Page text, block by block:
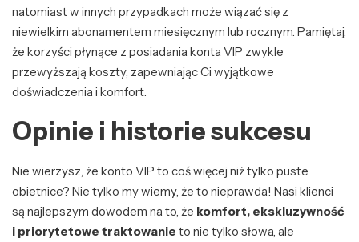
natomiast w innych przypadkach może wiązać się z
niewielkim abonamentem miesięcznym lub rocznym. Pamiętaj,
że korzyści płynące z posiadania konta VIP zwykle
przewyższają koszty, zapewniając Ci wyjątkowe
doświadczenia i komfort.
Opinie i historie sukcesu
Nie wierzysz, że konto VIP to coś więcej niż tylko puste
obietnice? Nie tylko my wiemy, że to nieprawda! Nasi klienci
są najlepszym dowodem na to, że komfort, ekskluzywność
i priorytetowe traktowanie to nie tylko słowa, ale